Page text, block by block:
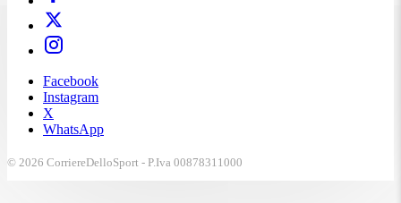
Facebook
Instagram
X
WhatsApp
© 2026 CorriereDelloSport - P.Iva 00878311000